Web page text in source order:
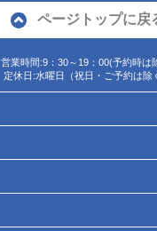
ページトップに戻
営業時間:9：30～19：00(予約時は
定休日:水曜日（祝日・ご予約は除